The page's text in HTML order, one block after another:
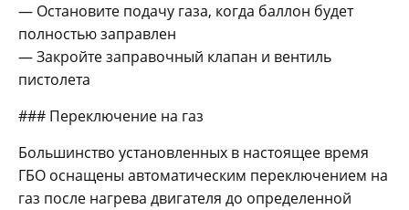
— Остановите подачу газа, когда баллон будет
полностью заправлен
— Закройте заправочный клапан и вентиль
пистолета
### Переключение на газ
Большинство установленных в настоящее время
ГБО оснащены автоматическим переключением на
газ после нагрева двигателя до определенной